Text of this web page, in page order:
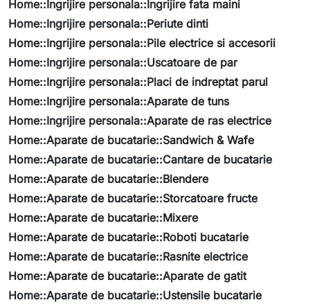
Home::Ingrijire personala::Ingrijire fata maini
Home::Ingrijire personala::Periute dinti
Home::Ingrijire personala::Pile electrice si accesorii
Home::Ingrijire personala::Uscatoare de par
Home::Ingrijire personala::Placi de indreptat parul
Home::Ingrijire personala::Aparate de tuns
Home::Ingrijire personala::Aparate de ras electrice
Home::Aparate de bucatarie::Sandwich & Wafe
Home::Aparate de bucatarie::Cantare de bucatarie
Home::Aparate de bucatarie::Blendere
Home::Aparate de bucatarie::Storcatoare fructe
Home::Aparate de bucatarie::Mixere
Home::Aparate de bucatarie::Roboti bucatarie
Home::Aparate de bucatarie::Rasnite electrice
Home::Aparate de bucatarie::Aparate de gatit
Home::Aparate de bucatarie::Ustensile bucatarie